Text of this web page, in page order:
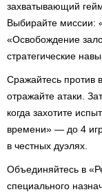
захватывающий
Выбирайте миссии:
«Освобождение
стратегические
Сражайтесь против
отражайте атаки.
когда захотите
времени» — до 4
в честных дуэлях.
Объединяйтесь в
специального